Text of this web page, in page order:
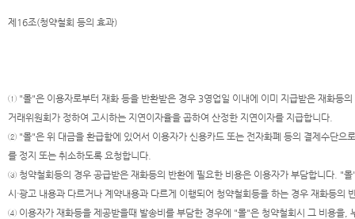
제16조(청약철회 등의 효과)
① "몰"은 이용자로부터 재화 등을 반환받은 경우 3영업일 이내에 이미 지급받은 재화등
거래위원회가 정하여 고시하는 지연이자율을 곱하여 산정한 지연이자를 지급합니다.
② "몰"은 위 대금을 환급함에 있어서 이용자가 신용카드 또는 전자화폐 등의 결제수단으
를 정지 또는 취소하도록 요청합니다.
③ 청약철회등의 경우 공급받은 재화등의 반환에 필요한 비용은 이용자가 부담합니다. "
시·광고 내용과 다르거나 계약내용과 다르게 이행되어 청약철회등을 하는 경우 재화등의
④ 이용자가 재화등을 제공받을때 발송비를 부담한 경우에 "몰"은 청약철회시 그 비용을,